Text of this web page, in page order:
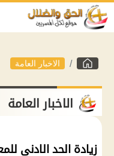
الاخبار العامة
الاخبار العامة
زيادة الحد الادنى